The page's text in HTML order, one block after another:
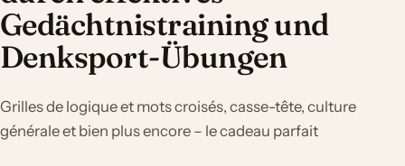
Gedächtnistraining und
Denksport-Übungen
Grilles de logique et mots croisés, casse-tête, culture
générale et bien plus encore – le cadeau parfait